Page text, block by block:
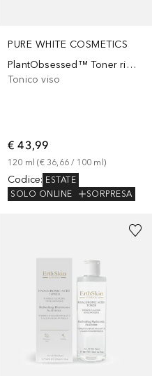
PURE WHITE COSMETICS
PlantObsessed™ Toner rigenerante
Tonico viso
€ 43,99
120 ml (€ 36,66 / 100 ml )
Codice: ESTATE
SOLO ONLINE
SORPRESA
Sponsorizzato